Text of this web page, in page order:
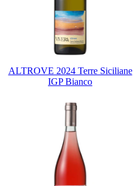
ALTROVE 2024 Terre Siciliane
IGP Bianco